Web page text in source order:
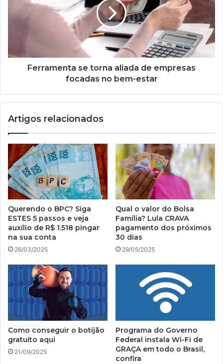
aliada
de
bem-
Ferramenta se torna aliada de empresas
focadas no bem-estar
Artigos relacionados
Querendo o BPC? Siga
ESTES 5 passos e veja
auxílio de R$ 1.518 pingar
na sua conta
26/03/2025
Qual o valor do Bolsa
Família? Lula CRAVA
pagamento dos próximos
30 dias
29/05/2025
Como conseguir o botijão
gratuito aqui
21/09/2025
Programa do Governo
Federal instala Wi-Fi de
GRAÇA em todo o Brasil,
confira